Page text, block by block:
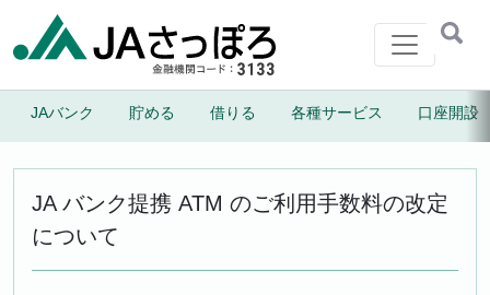
メインナビゲーション
JAバンク 貯める 借りる 各種サービス 口座開設
JA バンク提携 ATM のご利用手数料の改定
について